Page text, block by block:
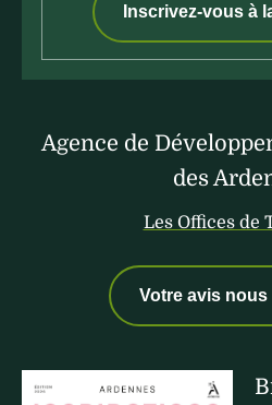
Inscrivez-vous à
Agence de
des
Les Offices de
Votre avis